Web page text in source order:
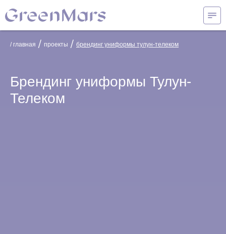
/ главная / проекты / брендинг униформы тулун-телеком
Брендинг униформы Тулун-
Телеком